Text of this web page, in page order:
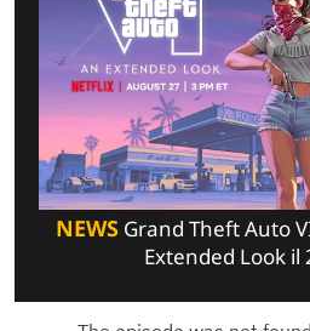
NEWS Grand Theft Auto
Extended Look il